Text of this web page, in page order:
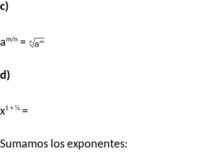
c)
a m/n =
d)
x1 + ⅓ =
Sumamos los exponentes: